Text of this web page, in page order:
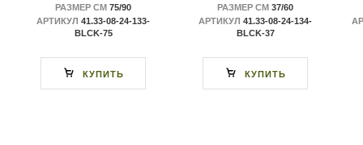
РАЗМЕР СМ 75/90
АРТИКУЛ 41.33-08-24-133-
BLCK-75
КУПИТЬ
РАЗМЕР СМ 37/60
АРТИКУЛ 41.33-08-24-134-
BLCK-37
КУПИТЬ